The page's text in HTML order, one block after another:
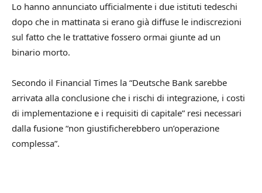
Lo hanno annunciato ufficialmente i due istituti tedeschi
dopo che in mattinata si erano già diffuse le indiscrezioni
sul fatto che le trattative fossero ormai giunte ad un
binario morto.
Secondo il Financial Times la “Deutsche Bank sarebbe
arrivata alla conclusione che i rischi di integrazione, i costi
di implementazione e i requisiti di capitale” resi necessari
dalla fusione “non giustificherebbero un’operazione
complessa”.